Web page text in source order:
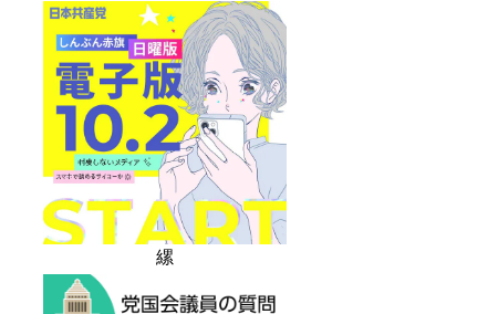
縲